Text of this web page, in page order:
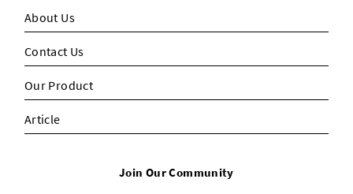
About Us
Contact Us
Our Product
Article
Join Our Community